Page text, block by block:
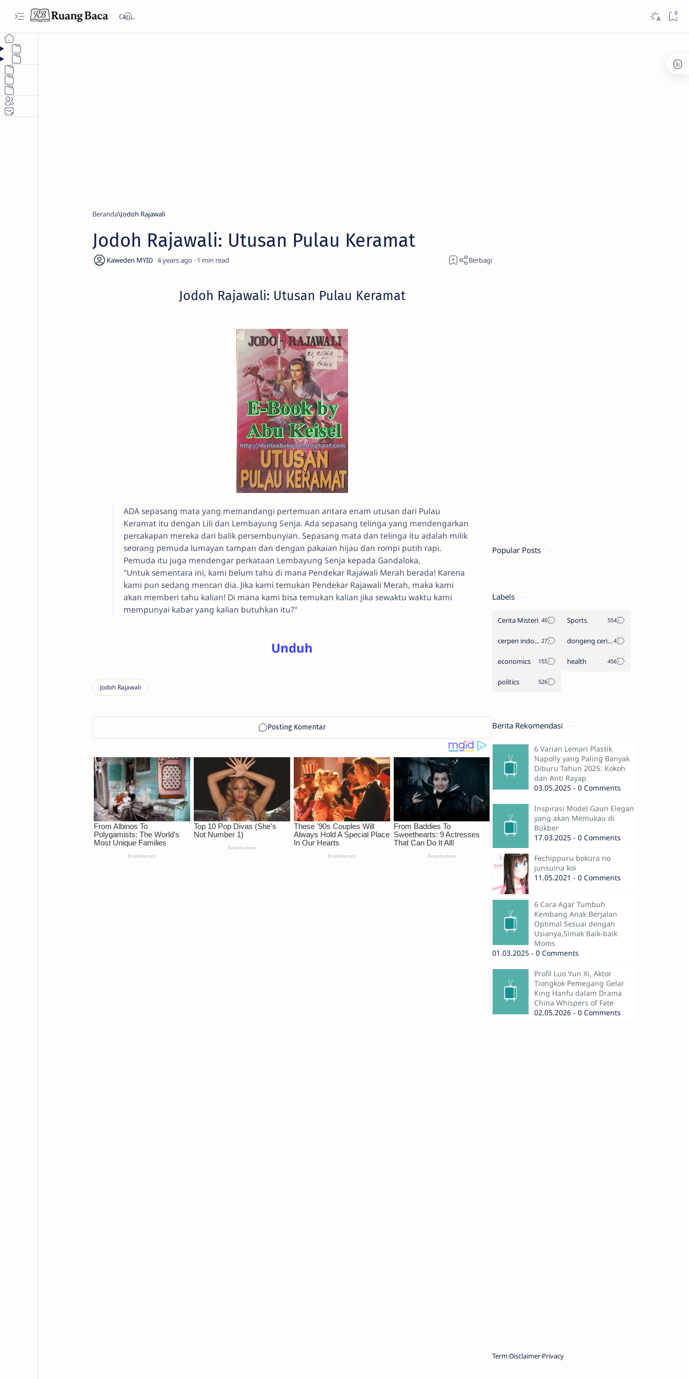
Beranda Jodoh Rajawali
Jodoh Rajawali: Utusan Pulau Keramat
4 years ago 1
Jodoh Rajawali: Utusan Pulau Keramat
ADA sepasang mata yang memandangi pertemuan antara enam utusan dari Pulau
Keramat itu dengan Lili dan Lembayung Senja. Ada sepasang telinga yang mendengarkan
percakapan mereka dari balik persembunyian. Sepasang mata dan telinga itu adalah milik
seorang pemuda lumayan tampan dan dengan pakaian hijau dan rompi putih rapi.
Pemuda itu juga mendengar perkataan Lembayung Senja kepada Gandaloka,
"Untuk sementara ini, kami belum tahu di mana Pendekar Rajawali Merah berada! Karena
kami pun sedang mencari dia. Jika kami temukan Pendekar Rajawali Merah, maka kami
akan memberi tahu kalian! Di mana kami bisa temukan kalian jika sewaktu waktu kami
mempunyai kabar yang kalian butuhkan itu?"
Unduh
Popular Posts
Labels
Cerita Misteri Sports
cerpen indonesia dongeng cerita legenda
economics health
politics
Berita Rekomendasi
6 Varian Lemari Plastik
Napolly yang Paling Banyak
Diburu Tahun 2025: Kokoh
dan Anti Rayap
03.05.2025 - 0 Comments
Inspirasi Model Gaun Elegan
yang akan Memukau di
Bukber
17.03.2025 - 0 Comments
Fechippuru bokura no
junsuina koi
11.05.2021 - 0 Comments
6 Cara Agar Tumbuh
Kembang Anak Berjalan
Optimal Sesuai dengan
Usianya,Simak Baik-baik
Moms
01.03.2025 - 0 Comments
Profil Luo Yun Xi, Aktor
Tiongkok Pemegang Gelar
King Hanfu dalam Drama
China Whispers of Fate
02.05.2026 - 0 Comments
TermDisclaimerPrivacy